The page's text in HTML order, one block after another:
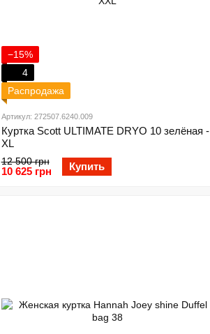
−15%
4
Распродажа
Артикул: 272507.6240.009
Куртка Scott ULTIMATE DRYO 10 зелёная -
XL
12 500 грн
10 625 грн Купить